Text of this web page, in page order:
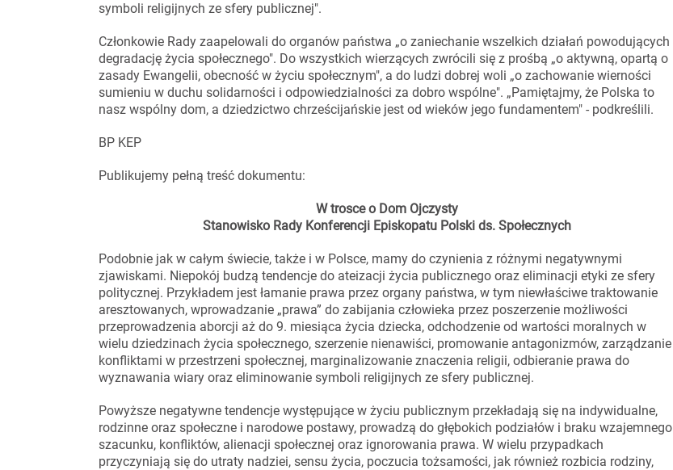
symboli religijnych ze sfery publicznej".
Członkowie Rady zaapelowali do organów państwa „o zaniechanie wszelkich działań powodujących
degradację życia społecznego". Do wszystkich wierzących zwrócili się z prośbą „o aktywną, opartą o
zasady Ewangelii, obecność w życiu społecznym", a do ludzi dobrej woli „o zachowanie wierności
sumieniu w duchu solidarności i odpowiedzialności za dobro wspólne". „Pamiętajmy, że Polska to
nasz wspólny dom, a dziedzictwo chrześcijańskie jest od wieków jego fundamentem" - podkreślili.
BP KEP
Publikujemy pełną treść dokumentu:
W trosce o Dom Ojczysty
Stanowisko Rady Konferencji Episkopatu Polski ds. Społecznych
Podobnie jak w całym świecie, także i w Polsce, mamy do czynienia z różnymi negatywnymi
zjawiskami. Niepokój budzą tendencje do ateizacji życia publicznego oraz eliminacji etyki ze sfery
politycznej. Przykładem jest łamanie prawa przez organy państwa, w tym niewłaściwe traktowanie
aresztowanych, wprowadzanie „prawa” do zabijania człowieka przez poszerzenie możliwości
przeprowadzenia aborcji aż do 9. miesiąca życia dziecka, odchodzenie od wartości moralnych w
wielu dziedzinach życia społecznego, szerzenie nienawiści, promowanie antagonizmów, zarządzanie
konfliktami w przestrzeni społecznej, marginalizowanie znaczenia religii, odbieranie prawa do
wyznawania wiary oraz eliminowanie symboli religijnych ze sfery publicznej.
Powyższe negatywne tendencje występujące w życiu publicznym przekładają się na indywidualne,
rodzinne oraz społeczne i narodowe postawy, prowadzą do głębokich podziałów i braku wzajemnego
szacunku, konfliktów, alienacji społecznej oraz ignorowania prawa. W wielu przypadkach
przyczyniają się do utraty nadziei, sensu życia, poczucia tożsamości, jak również rozbicia rodziny,